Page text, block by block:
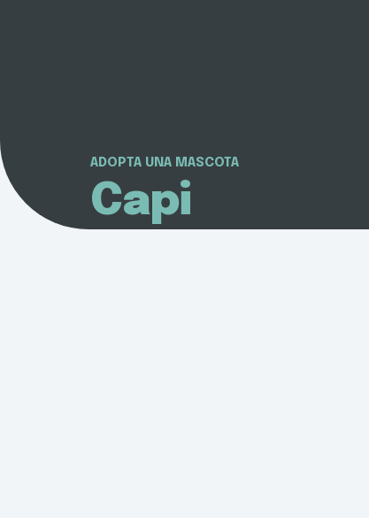
ADOPTA UNA MASCOTA
Capi